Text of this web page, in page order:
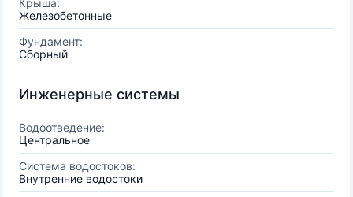
Крыша:
Железобетонные
Фундамент:
Сборный
Инженерные системы
Водоотведение:
Центральное
Система водостоков:
Внутренние водостоки